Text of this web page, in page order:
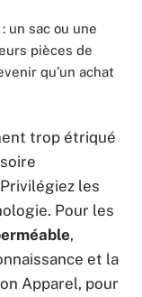
un sac ou une
pièces de
qu’un achat
trop étriqué
les
Pour les
,
et la
Apparel, pour